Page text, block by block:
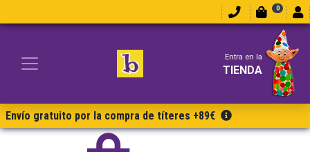
0
Entra en la
TIENDA
Envío gratuito por la compra de títeres +89€